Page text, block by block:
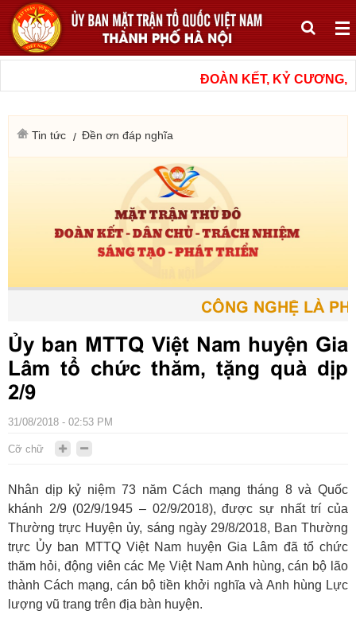
ĐOÀN KẾT, KỶ CƯƠNG,
Tin tức Đền ơn đáp nghĩa
CÔNG NGHỆ LÀ
Ủy ban MTTQ Việt Nam huyện Gia
Lâm tổ chức thăm, tặng quà dịp
2/9
31/08/2018 - 02:53 PM
Cỡ chữ
Nhân dịp kỷ niệm 73 năm Cách mạng tháng 8 và Quốc
khánh 2/9 (02/9/1945 – 02/9/2018), được sự nhất trí của
Thường trực Huyện ủy, sáng ngày 29/8/2018, Ban Thường
trực Ủy ban MTTQ Việt Nam huyện Gia Lâm đã tổ chức
thăm hỏi, động viên các Mẹ Việt Nam Anh hùng, cán bộ lão
thành Cách mạng, cán bộ tiền khởi nghĩa và Anh hùng Lực
lượng vũ trang trên địa bàn huyện.